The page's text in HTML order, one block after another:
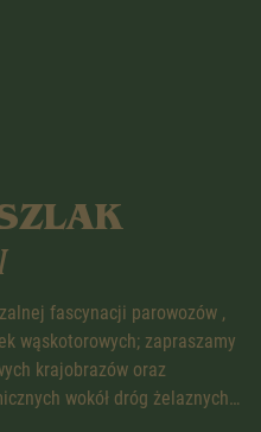
fascynacji parowozów ,
wąskotorowych; zapraszamy
krajobrazów oraz
wokół dróg żelaznych…